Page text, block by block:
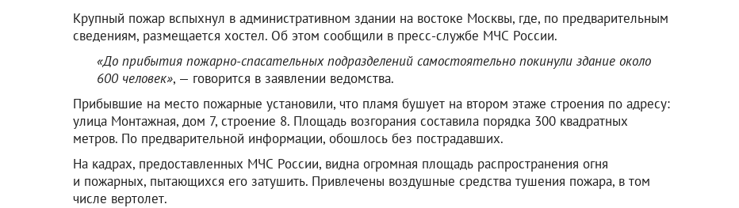
Крупный пожар вспыхнул в административном здании на востоке Москвы, где, по предварительным
сведениям, размещается хостел. Об этом сообщили в пресс-службе МЧС России.
«До прибытия пожарно-спасательных подразделений самостоятельно покинули здание около
600 человек», — говорится в заявлении ведомства.
Прибывшие на место пожарные установили, что пламя бушует на втором этаже строения по адресу:
улица Монтажная, дом 7, строение 8. Площадь возгорания составила порядка 300 квадратных
метров. По предварительной информации, обошлось без пострадавших.
На кадрах, предоставленных МЧС России, видна огромная площадь распространения огня
и пожарных, пытающихся его затушить. Привлечены воздушные средства тушения пожара, в том
числе вертолет.